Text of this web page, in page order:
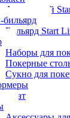
Аэрохоккей
Бильярд Start
Наборы для
Покерные
Сукно для